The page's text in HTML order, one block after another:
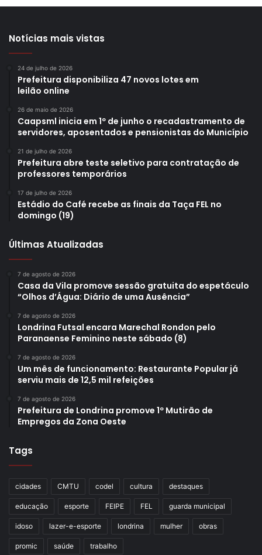
Notícias mais vistas
24 de julho de 2026
Prefeitura disponibiliza 47 novos lotes em
leilão online
26 de maio de 2026
Caapsml inicia em 1º de junho o recadastramento de
servidores, aposentados e pensionistas do Município
21 de julho de 2026
Prefeitura abre teste seletivo para contratação de
professores temporários
17 de julho de 2026
Estádio do Café recebe as finais da Taça FEL no
domingo (19)
Últimas Atualizadas
7 de agosto de 2026
Casa da Vila promove sessão gratuita do espetáculo
“Olhos d’Água: Diário de uma Ausência”
7 de agosto de 2026
Londrina Futsal encara Marechal Rondon pelo
Paranaense Feminino neste sábado (8)
7 de agosto de 2026
Um mês de funcionamento: Restaurante Popular já
serviu mais de 12,5 mil refeições
7 de agosto de 2026
Prefeitura de Londrina promove 1º Mutirão de
Empregos da Zona Oeste
Tags
cidades CMTU codel cultura destaques
educação esporte FEIPE FEL guarda municipal
idoso lazer-e-esporte londrina mulher obras
promic saúde trabalho